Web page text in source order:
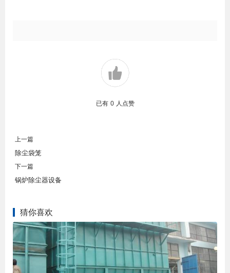
已有 0 人点赞
上一篇
除尘袋笼
下一篇
锅炉除尘器设备
猜你喜欢